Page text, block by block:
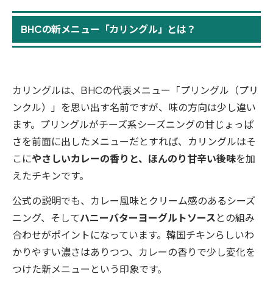
BHCの新メニュー「カリングル」とは？
カリングルは、BHCの代表メニュー「プリングル（プリ
ンクル）」を思い出す名前ですが、味の方向は少し違い
ます。プリングルがチーズ系シーズニングの甘じょっぱ
さを前面に出したメニューだとすれば、カリングルはそ
こにやさしいカレーの香りと、ほんのり甘辛い後味を加
えたチキンです。
公式の説明でも、カレー風味とクリーム感のあるシーズ
ニング、そしてハニーバターヨーグルトソースとの組み
合わせがポイントになっています。韓国チキンらしいわ
かりやすい濃さはありつつ、カレーの香りで少し変化を
つけた新メニューという印象です。